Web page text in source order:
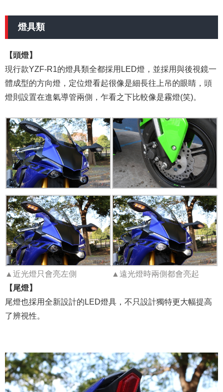
燈具類
【頭燈】
現行款YZF-R1的燈具類全都採用LED燈，並採用與後視鏡一
體成型的方向燈，定位燈看起很像是細長往上吊的眼睛，頭
燈則設置在進氣導管兩側，乍看之下比較像是霧燈(笑)。
▲近光燈只會亮左側
▲遠光燈時兩側都會亮起
【尾燈】
尾燈也採用全新設計的LED燈具，不只設計獨特更大幅提高
了辨視性。